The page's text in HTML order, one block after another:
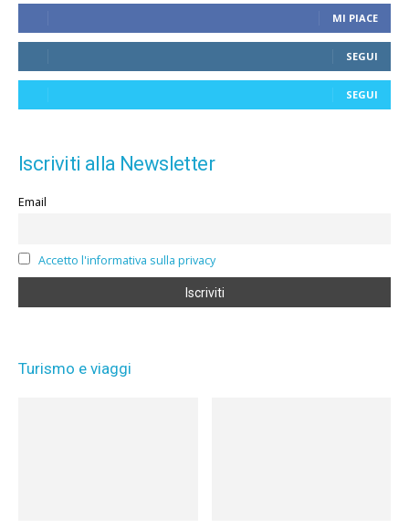
MI PIACE
SEGUI
SEGUI
Iscriviti alla Newsletter
Email
Accetto l'informativa sulla privacy
Turismo e viaggi